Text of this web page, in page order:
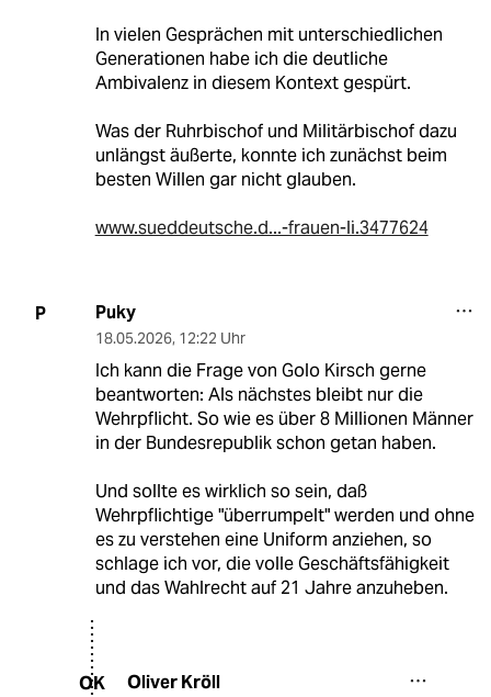
In vielen Gesprächen mit unterschiedlichen
Generationen habe ich die deutliche
Ambivalenz in diesem Kontext gespürt.
Was der Ruhrbischof und Militärbischof dazu
unlängst äußerte, konnte ich zunächst beim
besten Willen gar nicht glauben.
www.sueddeutsche.d...-frauen-li.3477624
P Puky
18.05.2026, 12:22 Uhr
Ich kann die Frage von Golo Kirsch gerne
beantworten: Als nächstes bleibt nur die
Wehrpflicht. So wie es über 8 Millionen Männer
in der Bundesrepublik schon getan haben.
Und sollte es wirklich so sein, daß
Wehrpflichtige "überrumpelt" werden und ohne
es zu verstehen eine Uniform anziehen, so
schlage ich vor, die volle Geschäftsfähigkeit
und das Wahlrecht auf 21 Jahre anzuheben.
OK Oliver Kröll